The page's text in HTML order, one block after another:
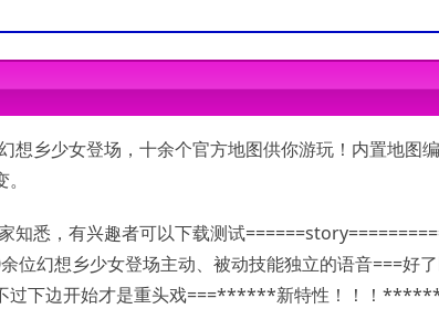
想乡少女登场，十余个官方地图供你游玩！内置地图
知悉，有兴趣者可以下载测试
位幻想乡少女登场主动、被动技能独立的语音===好
过下边开始才是重头戏===******新特性！！！